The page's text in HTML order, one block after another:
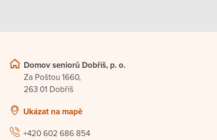
Domov seniorů Dobříš, p. o.
Za Poštou 1660,
263 01 Dobříš
Ukázat na mapě
+420 602 686 854